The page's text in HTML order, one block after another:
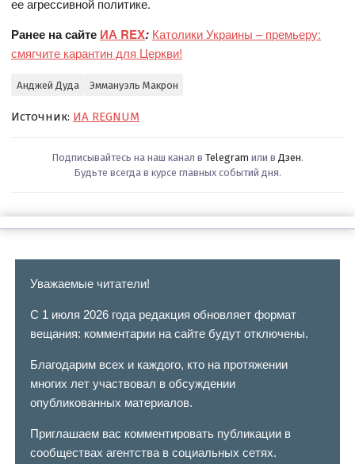
ее агрессивной политике.
Ранее на сайте ИА REX: Католики Украины – премьеру:
смягчите карантин для Церкви!
Анджей Дуда Эммануэль Макрон
Источник: ИА REGNUM
Подписывайтесь на наш канал в Telegram или в Дзен.
Будьте всегда в курсе главных событий дня.
Уважаемые читатели!
С 1 июля 2026 года редакция обновляет формат
вещания: комментарии на сайте будут отключены.
Благодарим всех и каждого, кто на протяжении
многих лет участвовал в обсуждении
опубликованных материалов.
Приглашаем вас комментировать публикации в
сообществах агентства в социальных сетях.